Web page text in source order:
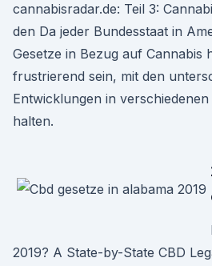
cannabisradar.de: Teil 3:
den Da jeder Bundesstaat in
Gesetze in Bezug auf Cannabis
frustrierend sein, mit den
Entwicklungen in
halten.
2019? A State-by-State CBD